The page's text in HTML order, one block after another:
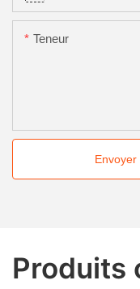
Teneur
Produits